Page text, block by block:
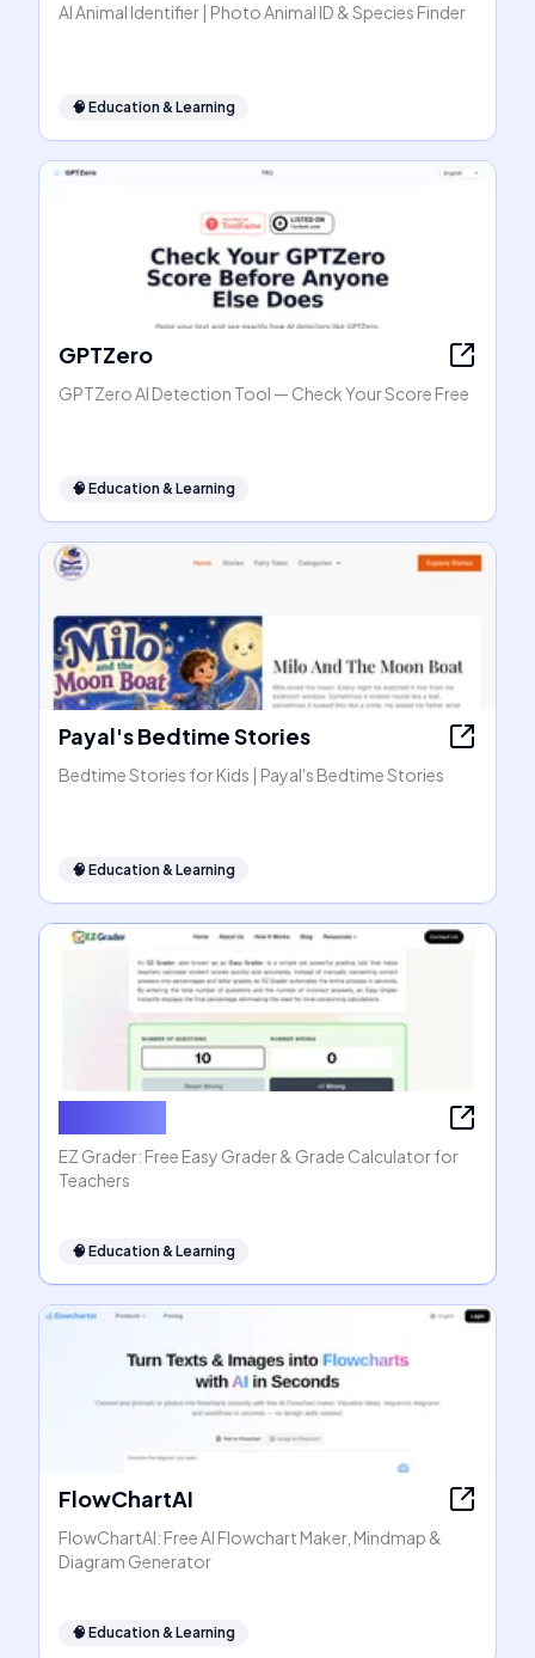
AI Animal Identifier | Photo Animal ID & Species Finder
🧠 Education & Learning
GPTZero
GPTZero AI Detection Tool — Check Your Score Free
🧠 Education & Learning
Payal's Bedtime Stories
Bedtime Stories for Kids | Payal's Bedtime Stories
🧠 Education & Learning
EZ Grader: Free Easy Grader & Grade Calculator for
Teachers
🧠 Education & Learning
FlowChartAI
FlowChartAI: Free AI Flowchart Maker, Mindmap &
Diagram Generator
🧠 Education & Learning